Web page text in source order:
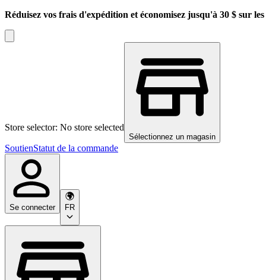
Réduisez vos frais d'expédition et économisez jusqu'à 30 $ sur
Store selector: No store selected
Sélectionnez un magasin
SoutienStatut de la commande
Se connecter FR